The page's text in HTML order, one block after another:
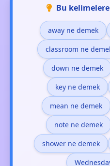
Bu
away ne demek
classroom ne
down ne demek
key ne demek
mean ne demek
note ne demek
shower ne demek